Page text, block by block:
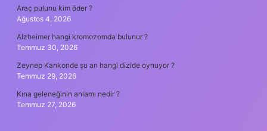
Araç pulunu kim öder ?
Ağustos 4, 2026
Alzheimer hangi kromozomda bulunur ?
Temmuz 30, 2026
Zeynep Kankonde şu an hangi dizide oynuyor ?
Temmuz 29, 2026
Kına geleneğinin anlamı nedir ?
Temmuz 27, 2026